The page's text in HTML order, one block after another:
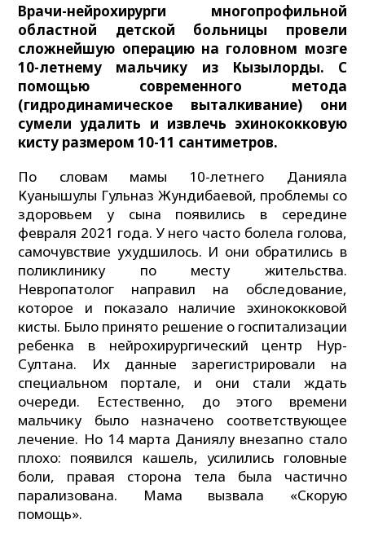
Врачи-нейрохирурги многопрофильной
областной детской больницы провели
сложнейшую операцию на головном мозге
10-летнему мальчику из Кызылорды. С
помощью современного метода
(гидродинамическое выталкивание) они
сумели удалить и извлечь эхинококковую
кисту размером 10-11 сантиметров.
По словам мамы 10-летнего Данияла
Куанышулы Гульназ Жундибаевой, проблемы со
здоровьем у сына появились в середине
февраля 2021 года. У него часто болела голова,
самочувствие ухудшилось. И они обратились в
поликлинику по месту жительства.
Невропатолог направил на обследование,
которое и показало наличие эхинококковой
кисты. Было принято решение о госпитализации
ребенка в нейрохирургический центр Нур-
Султана. Их данные зарегистрировали на
специальном портале, и они стали ждать
очереди. Естественно, до этого времени
мальчику было назначено соответствующее
лечение. Но 14 марта Даниялу внезапно стало
плохо: появился кашель, усилились головные
боли, правая сторона тела была частично
парализована. Мама вызвала «Скорую
помощь».